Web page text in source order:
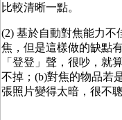
比較清晰一點。
(2) 基於自動對焦能力不
焦，但是這樣做的缺點
「登登」聲，很吵，就
不掉；(b)對焦的物品若
張照片變得太暗，很不聰